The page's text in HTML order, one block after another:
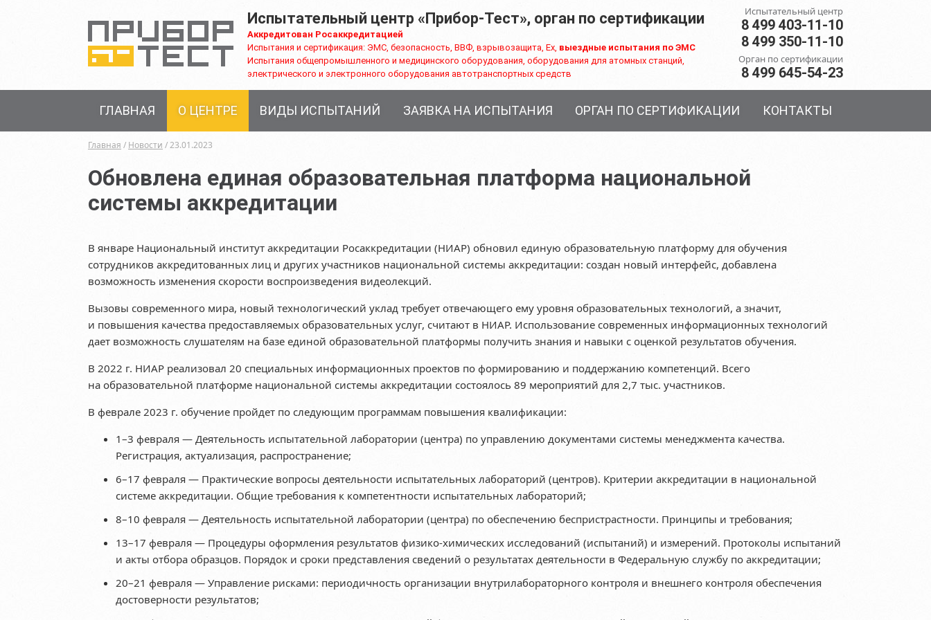
Испытательный центр «Прибор-Тест», орган по сертификации
Аккредитован Росаккредитацией
Испытания и сертификация: ЭМС, безопасность, ВВФ, взрывозащита, Ex, выездные испытания по ЭМС
Испытания общепромышленного и медицинского оборудования, оборудования для атомных станций,
электрического и электронного оборудования автотранспортных средств
Испытательный центр
8 499 403-11-10
8 499 350-11-10
Орган по сертификации
8 499 645-54-23
ГЛАВНАЯ О ЦЕНТРЕ ВИДЫ ИСПЫТАНИЙ ЗАЯВКА НА ИСПЫТАНИЯ ОРГАН ПО СЕРТИФИКАЦИИ КОНТАКТЫ
Главная / Новости / 23.01.2023
Обновлена единая образовательная платформа национальной
системы аккредитации
В январе Национальный институт аккредитации Росаккредитации (НИАР) обновил единую образовательную платформу для обучения
сотрудников аккредитованных лиц и других участников национальной системы аккредитации: создан новый интерфейс, добавлена
возможность изменения скорости воспроизведения видеолекций.
Вызовы современного мира, новый технологический уклад требует отвечающего ему уровня образовательных технологий, а значит,
и повышения качества предоставляемых образовательных услуг, считают в НИАР. Использование современных информационных технологий
дает возможность слушателям на базе единой образовательной платформы получить знания и навыки с оценкой результатов обучения.
В 2022 г. НИАР реализовал 20 специальных информационных проектов по формированию и поддержанию компетенций. Всего
на образовательной платформе национальной системы аккредитации состоялось 89 мероприятий для 2,7 тыс. участников.
В феврале 2023 г. обучение пройдет по следующим программам повышения квалификации:
1–3 февраля — Деятельность испытательной лаборатории (центра) по управлению документами системы менеджмента качества.
Регистрация, актуализация, распространение;
6–17 февраля — Практические вопросы деятельности испытательных лабораторий (центров). Критерии аккредитации в национальной
системе аккредитации. Общие требования к компетентности испытательных лабораторий;
8–10 февраля — Деятельность испытательной лаборатории (центра) по обеспечению беспристрастности. Принципы и требования;
13–17 февраля — Процедуры оформления результатов физико-химических исследований (испытаний) и измерений. Протоколы испытаний
и акты отбора образцов. Порядок и сроки представления сведений о результатах деятельности в Федеральную службу по аккредитации;
20–21 февраля — Управление рисками: периодичность организации внутрилабораторного контроля и внешнего контроля обеспечения
достоверности результатов;